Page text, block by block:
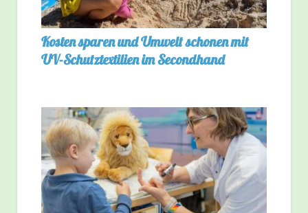
Kosten sparen und Umwelt schonen mit
UV-Schutztextilien im Secondhand